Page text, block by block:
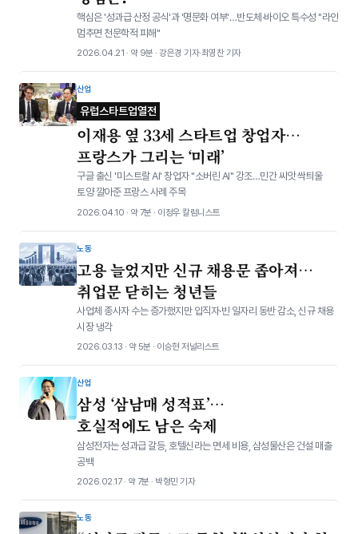
핵심은 '성과급 산정 공식'과 '명문화 여부'…반도체·바이오 특수성 "라인
멈추면 천문학적 피해"
2026.04.21 · 약 9분 · 강은경 기자·최영찬 기자
산업
유럽스타트업열전
이재용 옆 33세 스타트업 창업자…
프랑스가 그리는 ‘미래’
구글 출신 '미스트랄 AI' 창업자 "소버린 AI" 강조…민간 씨앗 싹틔울
토양 깔아준 프랑스 사례 주목
2026.04.10 · 약 7분 · 이정우 칼럼니스트
노동
고용 늘었지만 신규 채용문 좁아져…
취업문 닫히는 청년들
사업체 종사자 수는 증가했지만 입직자·빈 일자리 동반 감소, 신규 채용
시장 냉각
2026.03.13 · 약 5분 · 이승현 저널리스트
산업
삼성 ‘삼남매 성적표’…
호실적에도 남은 숙제
삼성전자는 성과급 갈등, 호텔신라는 면세 비용, 삼성물산은 건설 매출
공백
2026.02.17 · 약 7분 · 박형민 기자
노동